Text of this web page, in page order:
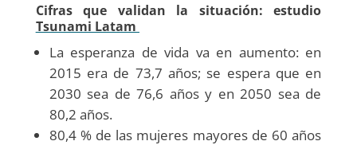
Cifras que validan la situación: estudio
Tsunami Latam
La esperanza de vida va en aumento: en
2015 era de 73,7 años; se espera que en
2030 sea de 76,6 años y en 2050 sea de
80,2 años.
80,4 % de las mujeres mayores de 60 años